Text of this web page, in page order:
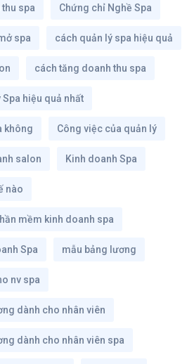
spa Chứng chỉ Nghề Spa
spa cách quản lý spa hiệu quả
cách tăng doanh thu spa
hiệu quả nhất
không Công việc của quản lý
salon Kinh doanh Spa
nào
mềm kinh doanh spa
Spa mẫu bảng lương
nv spa
dành cho nhân viên
dành cho nhân viên spa